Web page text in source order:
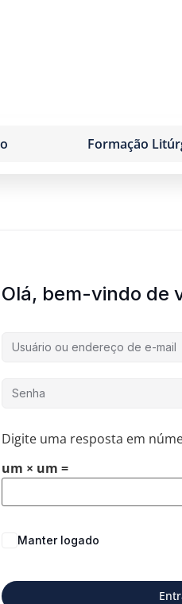
Formação
Olá, bem-vindo de
Digite uma resposta em
um × um =
Manter logado